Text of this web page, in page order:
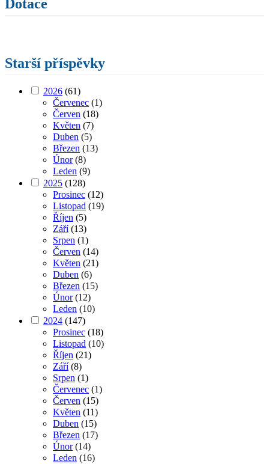
Dotace
Starší příspěvky
2026 (61)
Červenec (1)
Červen (18)
Květen (7)
Duben (5)
Březen (13)
Únor(8)
Leden (9)
2025 (128)
Prosinec (12)
Listopad (19)
Říjen (5)
Září(13)
Srpen (1)
Červen (14)
Květen (21)
Duben (6)
Březen (15)
Únor(12)
Leden (10)
2024 (147)
Prosinec (18)
Listopad (10)
Říjen (21)
Září(8)
Srpen (1)
Červenec (1)
Červen (15)
Květen (11)
Duben (15)
Březen (17)
Únor(14)
Leden (16)